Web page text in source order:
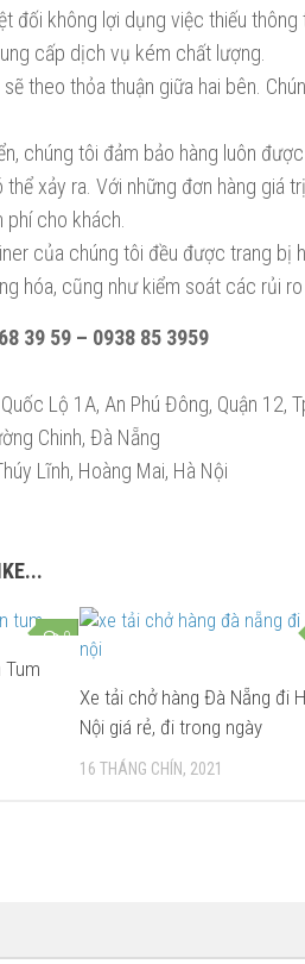
đối không lợi dụng việc thiếu
cấp dịch vụ kém chất lượng.
theo thỏa thuận giữa hai bên.
chúng tôi đảm bảo hàng luôn
xảy ra. Với những đơn hàng giá
phí cho khách.
của chúng tôi đều được trang bị
hóa, cũng như kiểm soát các rủi
39 59 – 0938 85 3959
Lộ 1A, An Phú Đông, Quận 12,
Chinh, Đà Nẵng
Lĩnh, Hoàng Mai, Hà Nội
0
Tum
Xe tải chở hàng Đà Nẵng đi
Nội giá rẻ, đi trong ngày
16 THÁNG CHÍN, 2021